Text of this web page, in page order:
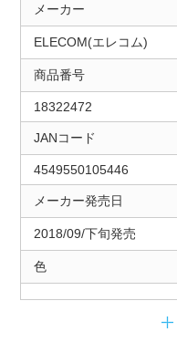
メーカー
ELECOM(エレコム)
商品番号
18322472
JANコード
4549550105446
メーカー発売日
2018/09/下旬発売
色